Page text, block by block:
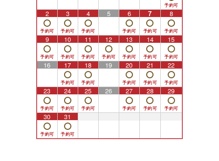
2 3 4 5 6 7 8
9 10 11 12 13 14 15
16 17 18 19 20 21 22
23 24 25 26 27 28 29
30 31